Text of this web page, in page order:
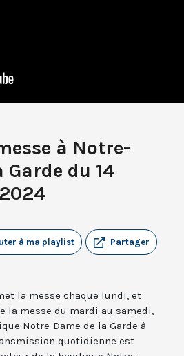
à Notre-
Garde du 14
Partager
à ma playlist
la messe chaque lundi, et
la messe du mardi au samedi,
Notre-Dame de la Garde à
quotidienne est